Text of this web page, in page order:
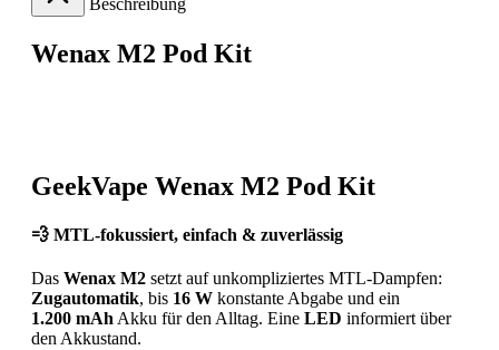
Beschreibung
Wenax M2 Pod Kit
GeekVape Wenax M2 Pod Kit
💨 MTL-fokussiert, einfach & zuverlässig
Das Wenax M2 setzt auf unkompliziertes MTL-Dampfen:
Zugautomatik, bis 16 W konstante Abgabe und ein
1.200 mAhAkku für den Alltag. Eine LED informiert über
den Akkustand.